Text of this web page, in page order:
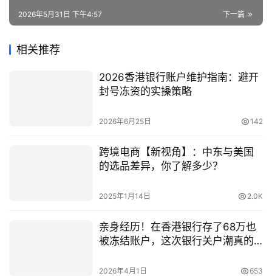
下一篇
2026年5月31日 下午4:57
相关推荐
2026香港银行账户维护指南：避开
封号冻资的实操策略
2026年6月25日 142
跨境电商【新视角】：中东与美国
的选品差异，你了解多少？
2025年1月14日 2.0K
亲身经历！在香港银行存了68万也
被冻结账户，这次银行关户潮真的
2026年4月1日 653